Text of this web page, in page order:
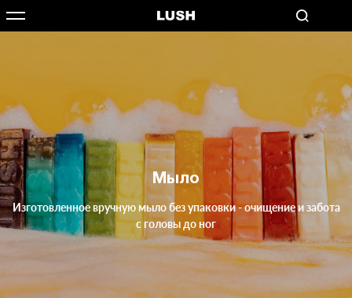
Мыло
Изготовленное вручную мыло без упаковки - очищение и забота
с головы до ног